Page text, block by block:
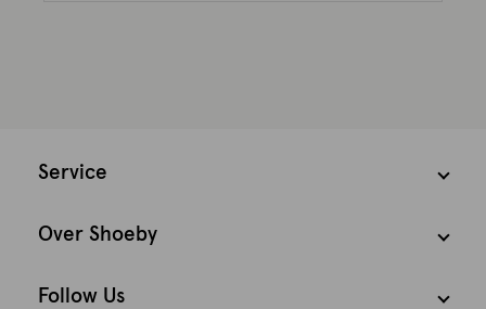
Service
Over Shoeby
Follow Us